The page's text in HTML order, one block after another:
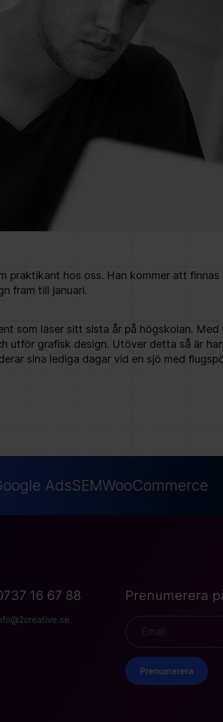
praktikant hos oss. Han kommer att
fram till januari.
som läser sitt sista år på högskolan. Med
utför grafisk design. Utöver detta så är
sina lediga dagar vid en sjö med
AdsSEMWooCommerce
16 67 88 Prenumerera
Prenumerera